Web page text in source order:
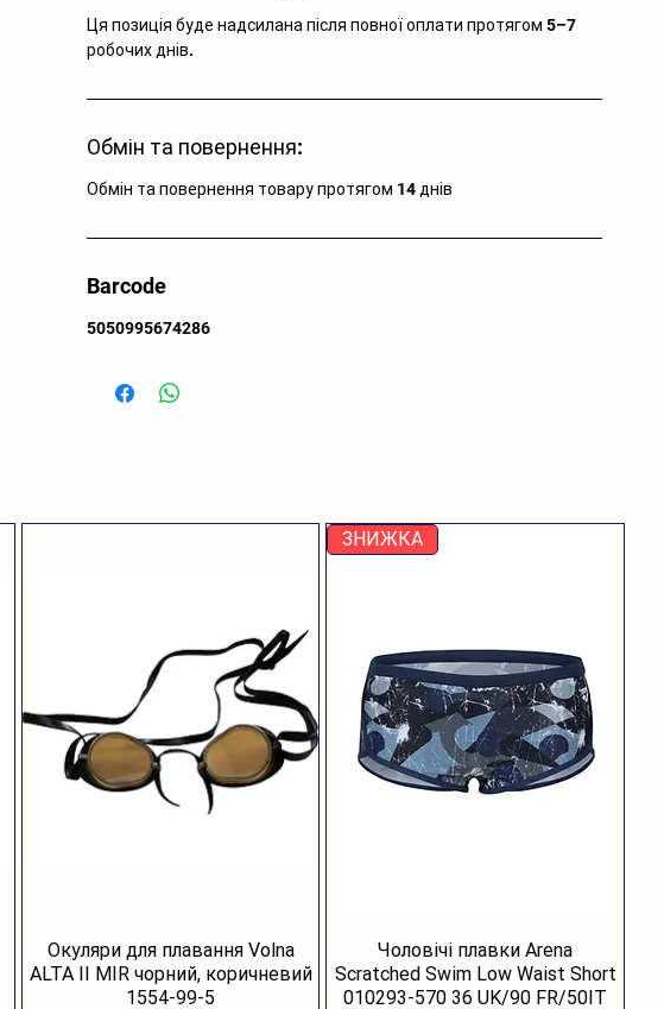
Ця позиція буде надсилана після повної оплати протягом 5–7
робочих днів.
Обмін та повернення:
Обмін та повернення товару протягом 14 днів
Barcode
5050995674286
Окуляри для плавання Volna
ALTA II MIR чорний, коричневий
1554-99-5
ЗНИЖКА
Чоловічі плавки Arena
Scratched Swim Low Waist Short
010293-570 36 UK/90 FR/50IT